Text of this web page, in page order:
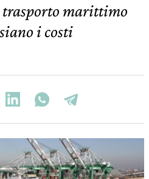
trasporto marittimo
i costi